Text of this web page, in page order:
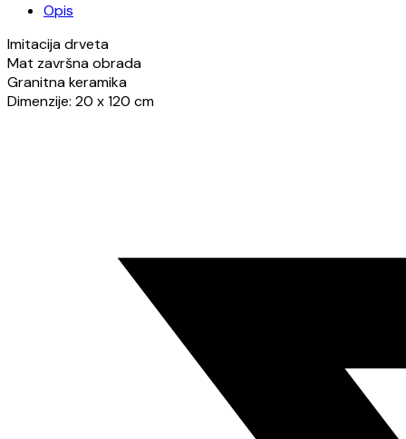
20x120Opis
Imitacija drveta
Mat završna obrada
Granitna keramika
Dimenzije: 20 x 120 cm